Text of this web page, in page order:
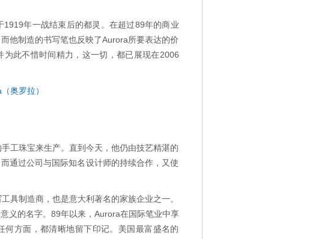
年一战结束后的都灵。在超过89年的商业
他制造的书写笔也反映了Aurora所要表达的价
此不惜时间精力，这一切，都已展现在2006
工珠宝来生产。直到今天，他仍由技艺精湛的
通过公司与国际知名设计师的持续合作，又使
制造商，也是意大利著名的家族企业之一。
义的名字。89年以来，Aurora在国际笔业中享
方面，都清晰地留下印记。美国最富盛名的